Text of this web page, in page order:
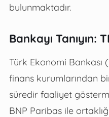
bulunmaktadır.
Bankayı Tanıyın:
Türk Ekonomi Bankası
finans kurumlarından
süredir faaliyet
BNP Paribas ile